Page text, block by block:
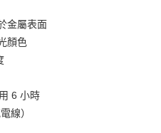
彰化商業銀行
台北富邦商業銀行
華泰商業銀行
遠東國際商業銀行
永豐商業銀行
彰化商業銀行
台中商業銀行
華泰商業銀行
金屬表面
顏色
6 小時
線）